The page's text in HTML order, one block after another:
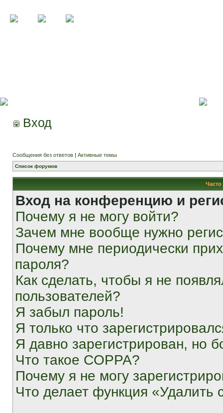
Вход
Сообщения без ответов | Активные темы
Список форумов
Вход на конференцию и
Почему я не могу войти?
Зачем мне вообще нужно
Почему мне периодически
пароля?
Как сделать, чтобы я не
пользователей?
Я забыл пароль!
Я только что
Я давно зарегистрирован, но
Что такое COPPA?
Почему я не могу
Что делает функция «Удалить